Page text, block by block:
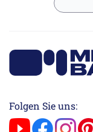
Folgen Sie uns: